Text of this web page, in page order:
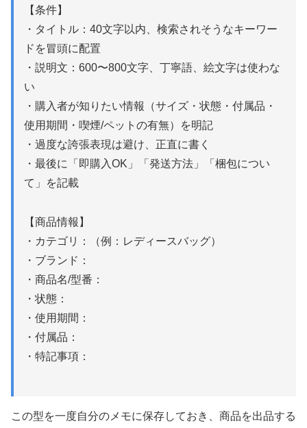
【条件】
・タイトル：40文字以内、検索されそうなキーワー
ドを冒頭に配置
・説明文：600〜800文字、丁寧語、絵文字は使わな
い
・購入者が知りたい情報（サイズ・状態・付属品・
使用期間・喫煙/ペットの有無）を明記
・過度な誇張表現は避け、正直に書く
・最後に「即購入OK」「発送方法」「梱包につい
て」を記載
【商品情報】
・カテゴリ：（例：レディースバッグ）
・ブランド：
・商品名/型番：
・状態：
・使用期間：
・付属品：
・特記事項：
この型を一度自分のメモに保存しておき、商品を出品する